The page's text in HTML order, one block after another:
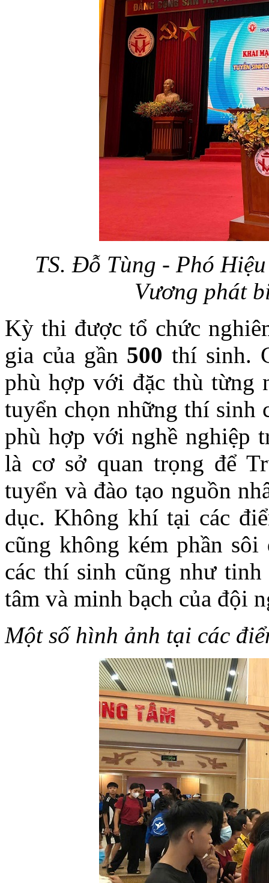
TS. Đỗ Tùng - Phó
Vương phát
Kỳ thi được tổ chức
gia của gần 500 thí sinh.
phù hợp với đặc thù từng
tuyển chọn những thí sinh
phù hợp với nghề nghiệp
là cơ sở quan trọng để
tuyển và đào tạo nguồn
dục. Không khí tại các
cũng không kém phần
các thí sinh cũng như
tâm và minh bạch của đội
Một số hình ảnh tại các